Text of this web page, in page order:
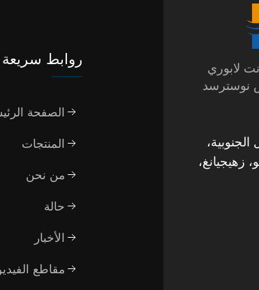
لابوري
نوسترسد
زهيجيانغ،
روابط سريعة
الصفحة
المنتجات
من نحن
حالة
الأخبار
مقاطع